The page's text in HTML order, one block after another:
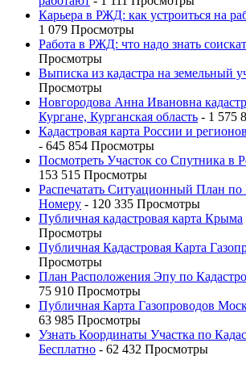
Карьера в РЖД: как устроиться на
1 079 Просмотры
Работа в РЖД: что надо знать
Просмотры
Выписка из кадастра на земельный
Просмотры
Новгородова Анна Ивановна
Кургане, Курганская область - 1 575
Кадастровая карта России и
- 645 854 Просмотры
Посмотреть Участок со Спутника в
153 515 Просмотры
Распечатать Ситуационный План по
Номеру - 120 335 Просмотры
Публичная кадастровая карта Крыма
Просмотры
Публичная Кадастровая Карта
Просмотры
План Расположения Эпу по
75 910 Просмотры
Публичная Карта Газопроводов
63 985 Просмотры
Узнать Координаты Участка по
Бесплатно - 62 432 Просмотры